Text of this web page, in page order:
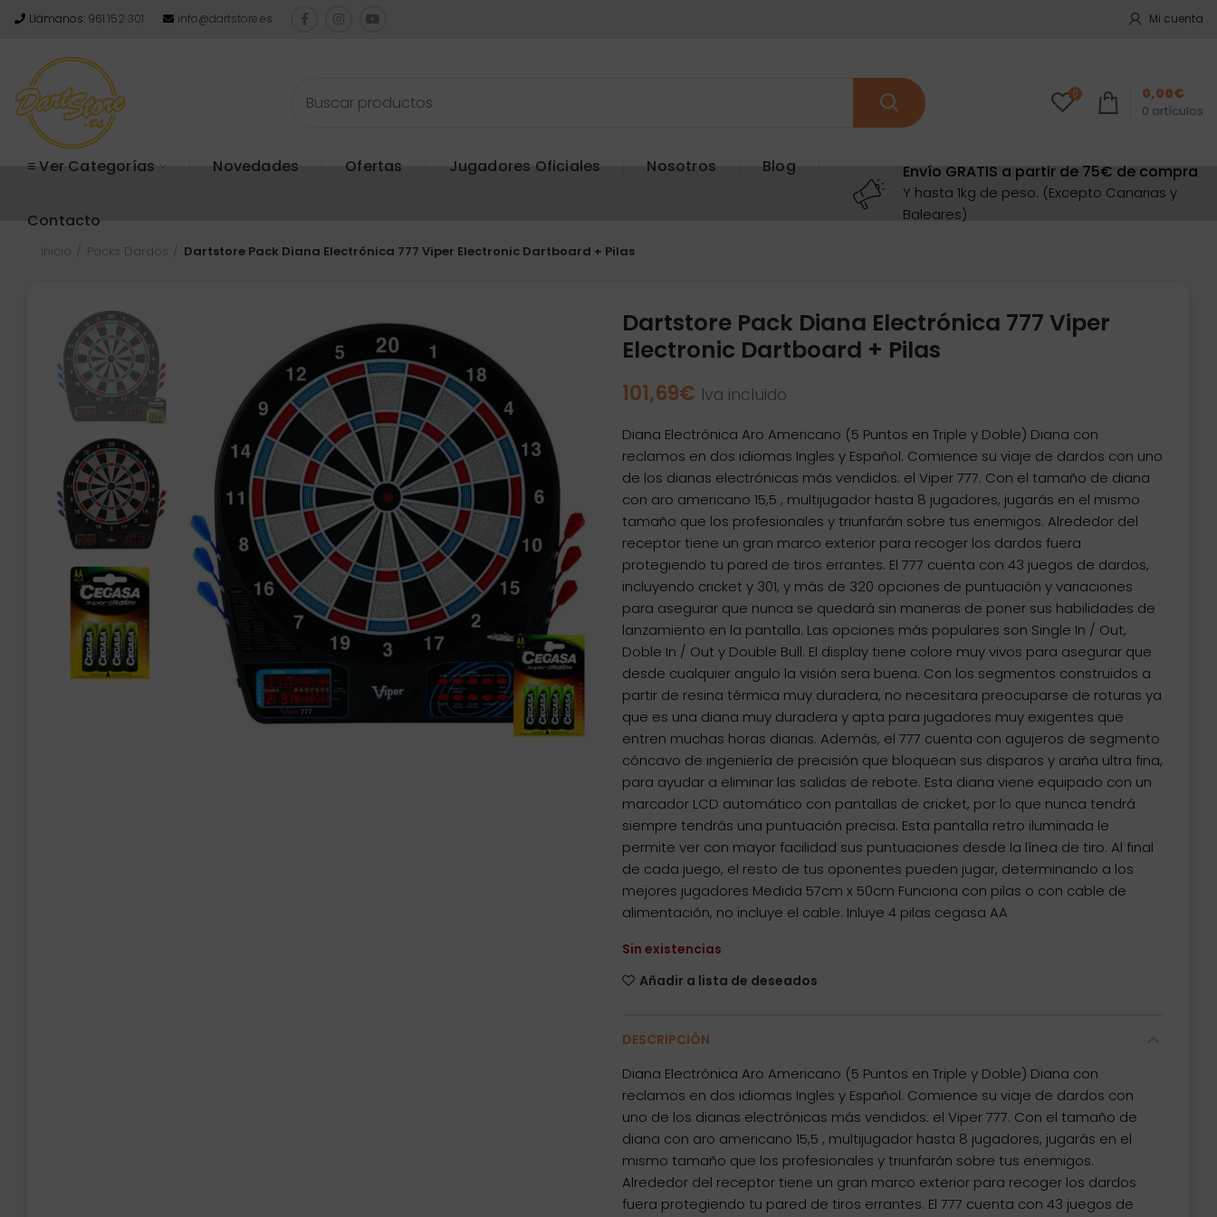
Llámanos: 961 152 301 info@dartstore.es Mi cuenta
0
0 artículos
0,00€
≡ Ver Categorías Novedades Ofertas Jugadores Oficiales Nosotros Blog
Contacto
Envío GRATIS a partir de 75€ de compra
Y hasta 1kg de peso. (Excepto Canarias y
Baleares)
Inicio Packs Dardos Dartstore Pack Diana Electrónica 777 Viper Electronic Dartboard + Pilas
Dartstore Pack Diana Electrónica 777 Viper
Electronic Dartboard + Pilas
101,69€ Iva incluido
Diana Electrónica Aro Americano (5 Puntos en Triple y Doble) Diana con
reclamos en dos idiomas Ingles y Español. Comience su viaje de dardos con uno
de los dianas electrónicas más vendidos: el Viper 777. Con el tamaño de diana
con aro americano 15,5 , multijugador hasta 8 jugadores, jugarás en el mismo
tamaño que los profesionales y triunfarán sobre tus enemigos. Alrededor del
receptor tiene un gran marco exterior para recoger los dardos fuera
protegiendo tu pared de tiros errantes. El 777 cuenta con 43 juegos de dardos,
incluyendo cricket y 301, y más de 320 opciones de puntuación y variaciones
para asegurar que nunca se quedará sin maneras de poner sus habilidades de
lanzamiento en la pantalla. Las opciones más populares son Single In / Out,
Doble In / Out y Double Bull. El display tiene colore muy vivos para asegurar que
desde cualquier angulo la visión sera buena. Con los segmentos construidos a
partir de resina térmica muy duradera, no necesitara preocuparse de roturas ya
que es una diana muy duradera y apta para jugadores muy exigentes que
entren muchas horas diarias. Además, el 777 cuenta con agujeros de segmento
cóncavo de ingeniería de precisión que bloquean sus disparos y araña ultra fina,
para ayudar a eliminar las salidas de rebote. Esta diana viene equipado con un
marcador LCD automático con pantallas de cricket, por lo que nunca tendrá
siempre tendrás una puntuación precisa. Esta pantalla retro iluminada le
permite ver con mayor facilidad sus puntuaciones desde la línea de tiro. Al final
de cada juego, el resto de tus oponentes pueden jugar, determinando a los
mejores jugadores Medida 57cm x 50cm Funciona con pilas o con cable de
alimentación, no incluye el cable. Inluye 4 pilas cegasa AA
Sin existencias
Añadir a lista de deseados
DESCRIPCIÓN
Diana Electrónica Aro Americano (5 Puntos en Triple y Doble) Diana con
reclamos en dos idiomas Ingles y Español. Comience su viaje de dardos con
uno de los dianas electrónicas más vendidos: el Viper 777. Con el tamaño de
diana con aro americano 15,5 , multijugador hasta 8 jugadores, jugarás en el
mismo tamaño que los profesionales y triunfarán sobre tus enemigos.
Alrededor del receptor tiene un gran marco exterior para recoger los dardos
fuera protegiendo tu pared de tiros errantes. El 777 cuenta con 43 juegos de